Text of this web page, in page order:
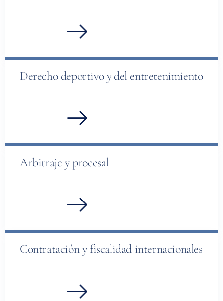
Derecho deportivo y del entretenimiento
Arbitraje y procesal
Contratación y fiscalidad internacionales